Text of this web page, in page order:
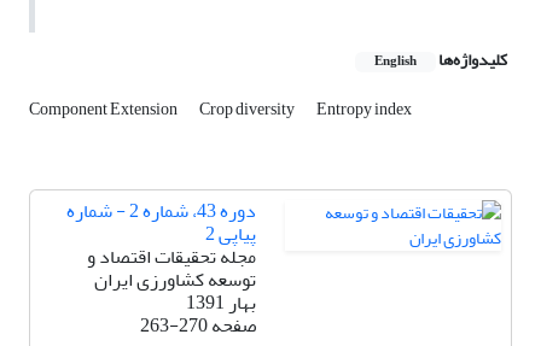
کلیدواژه‌ها English
Component Extension Crop diversity Entropy index
دوره 43، شماره 2 - شماره
پیاپی 2
مجله تحقیقات اقتصاد و
توسعه کشاورزی ایران
بهار 1391
صفحه263-270